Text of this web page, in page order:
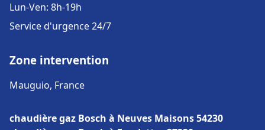
Lun-Ven: 8h-19h
Service d'urgence 24/7
Zone intervention
Mauguio, France
chaudière gaz Bosch à Neuves Maisons 54230